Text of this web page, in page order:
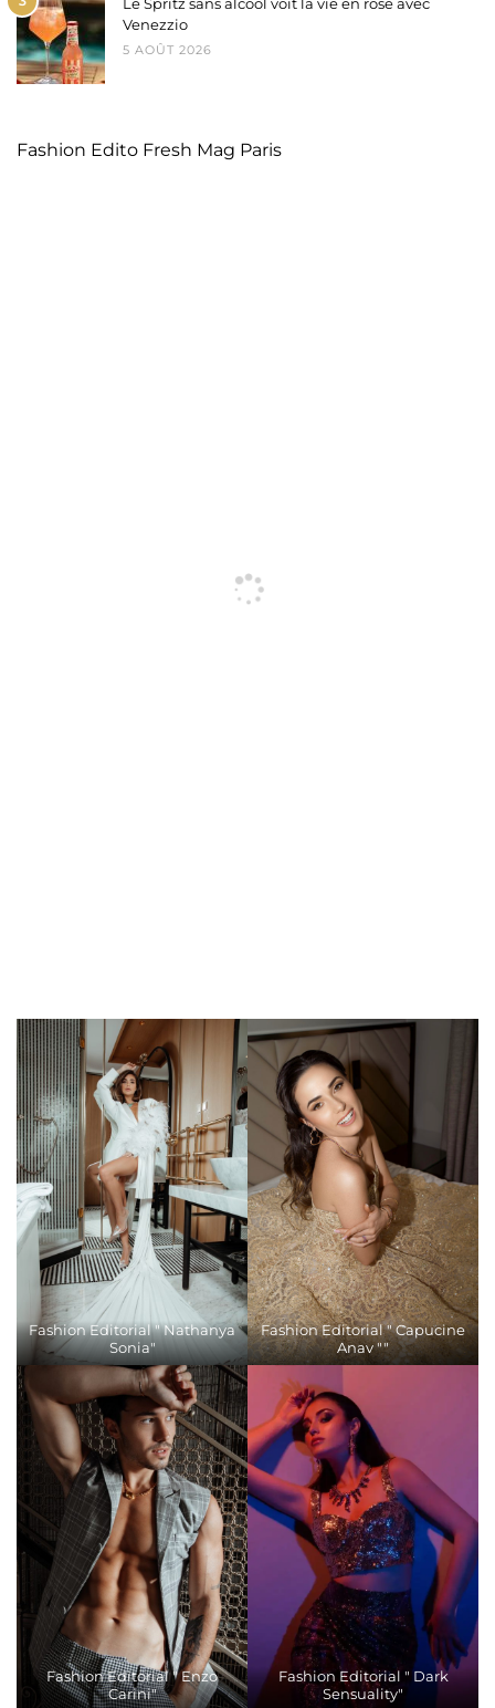
Venezzio
5 AOÛT 2026
Fashion Edito Fresh Mag Paris
Fashion Editorial " Nathanya
Sonia"
Fashion Editorial " Capucine
Anav ""
Fashion Editorial " Enzo
Carini"
Fashion Editorial " Dark
Sensuality"